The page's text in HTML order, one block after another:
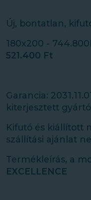
Új, bontatlan,
180x200 -
521.400 Ft
Garancia:
kiterjesztett
Kifutó és kiállított
szállítási ajánlat
Termékleírás, a
EXCELLENCE